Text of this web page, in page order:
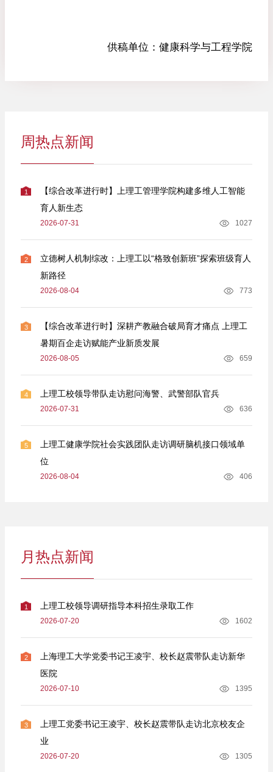
供稿单位： 健康科学与工程学院
周热点新闻
1
【综合改革进行时】上理工管理学院构建多维人工智能
育人新生态
2026-07-31 1027
2
立德树人机制综改：上理工以“格致创新班”探索班级育人
新路径
2026-08-04 773
3
【综合改革进行时】深耕产教融合破局育才痛点 上理工
暑期百企走访赋能产业新质发展
2026-08-05 659
4 上理工校领导带队走访慰问海警、武警部队官兵
2026-07-31 636
5
上理工健康学院社会实践团队走访调研脑机接口领域单
位
2026-08-04 406
月热点新闻
1 上理工校领导调研指导本科招生录取工作
2026-07-20 1602
2
上海理工大学党委书记王凌宇、校长赵震带队走访新华
医院
2026-07-10 1395
3
上理工党委书记王凌宇、校长赵震带队走访北京校友企
业
2026-07-20 1305